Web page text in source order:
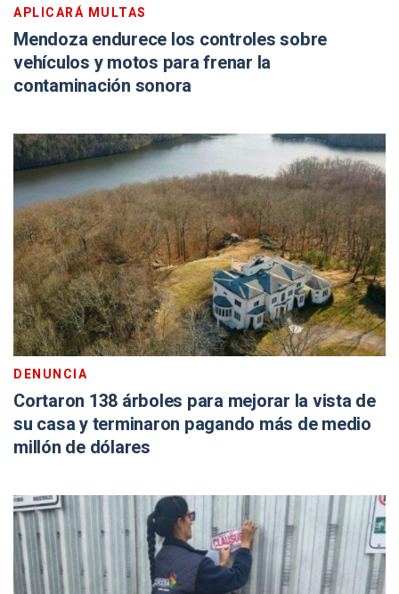
APLICARÁ MULTAS
Mendoza endurece los controles sobre
vehículos y motos para frenar la
contaminación sonora
DENUNCIA
Cortaron 138 árboles para mejorar la vista de
su casa y terminaron pagando más de medio
millón de dólares